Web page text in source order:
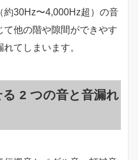
約30Hz〜4,000Hz超）の音
他の階や隙間ができやす
てしまいます。
2 つの音と音漏れ